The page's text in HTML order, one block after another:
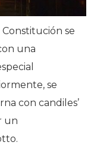
se
una
se
con candiles’
un